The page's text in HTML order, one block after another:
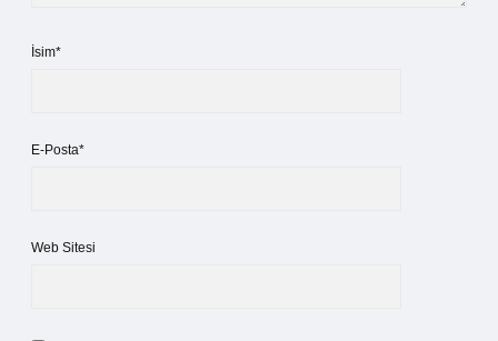
İsim*
E-Posta*
Web Sitesi